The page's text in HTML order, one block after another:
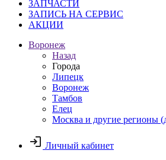
ЗАПЧАСТИ
ЗАПИСЬ НА СЕРВИС
АКЦИИ
Воронеж
Назад
Города
Липецк
Воронеж
Тамбов
Елец
Москва и другие регионы
Личный кабинет